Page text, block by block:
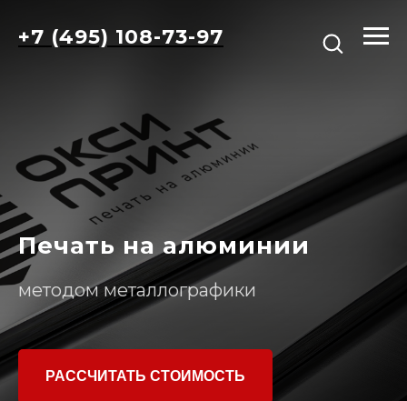
+7 (495) 108-73-97
Печать на алюминии
методом металлографики
РАССЧИТАТЬ СТОИМОСТЬ